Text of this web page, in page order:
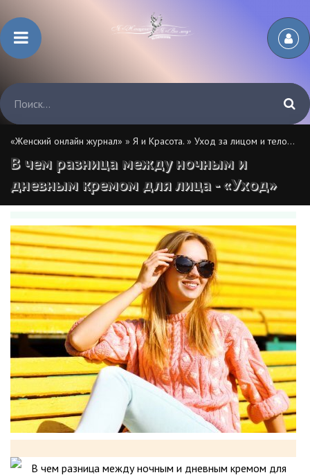
«Женский онлайн журнал» » Я и Красота. » Уход за лицом и телом.
В чем разница между ночным и
дневным кремом для лица - «Уход»